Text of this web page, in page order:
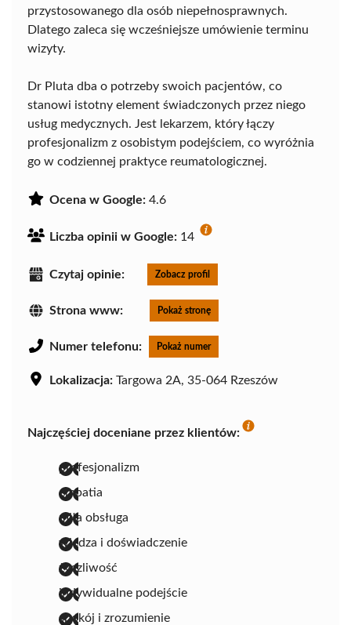
przystosowanego dla osób niepełnosprawnych.
Dlatego zaleca się wcześniejsze umówienie terminu
wizyty.
Dr Pluta dba o potrzeby swoich pacjentów, co
stanowi istotny element świadczonych przez niego
usług medycznych. Jest lekarzem, który łączy
profesjonalizm z osobistym podejściem, co wyróżnia
go w codziennej praktyce reumatologicznej.
Ocena w Google: 4.6
Liczba opinii w Google: 14
Czytaj opinie: Zobacz profil
Strona www: Pokaż stronę
Numer telefonu: Pokaż numer
Lokalizacja: Targowa 2A, 35-064 Rzeszów
Najczęściej doceniane przez klientów:
profesjonalizm
empatia
miła obsługa
wiedza i doświadczenie
życzliwość
indywidualne podejście
spokój i zrozumienie